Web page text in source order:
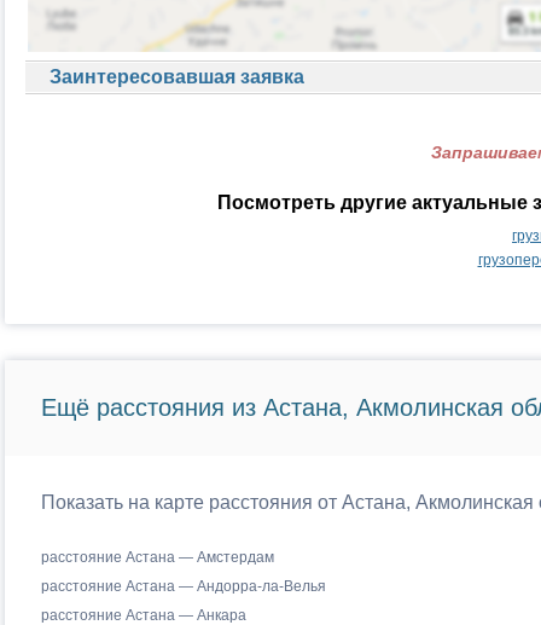
Заинтересовавшая заявка
Посмотреть другие актуальные
Ещё расстояния из Астана, Акмолинская
Показать на карте расстояния от Астана,
расстояние Астана — Амстердам
расстояние Астана — Андорра-ла-Велья
расстояние Астана — Анкара